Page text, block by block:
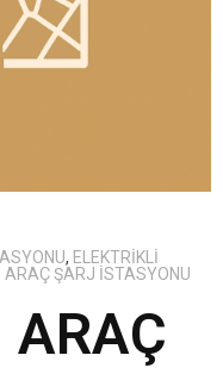
, ELEKTRIKLI
ARAÇ ŞARJ İSTASYONU
ARAÇ